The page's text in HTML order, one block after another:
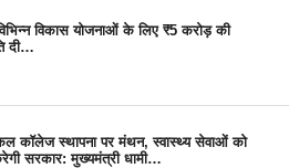
विकास योजनाओं के लिए ₹5 करोड़ की
दी…
कॉलेज स्थापना पर मंथन, स्वास्थ्य सेवाओं को
सरकार: मुख्यमंत्री धामी…